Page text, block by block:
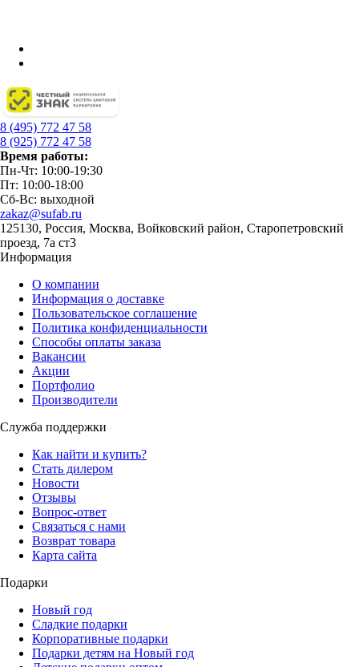
8 (495) 772 47 58
8 (925) 772 47 58
Время работы:
Пн-Чт: 10:00-19:30
Пт: 10:00-18:00
Сб-Вс: выходной
zakaz@sufab.ru
125130, Россия, Москва, Войковский район, Старопетровский
проезд, 7а ст3
Информация
О компании
Информация о доставке
Пользовательское соглашение
Политика конфиденциальности
Способы оплаты заказа
Вакансии
Акции
Портфолио
Производители
Служба поддержки
Как найти и купить?
Стать дилером
Новости
Отзывы
Вопрос-ответ
Связаться с нами
Возврат товара
Карта сайта
Подарки
Новый год
Сладкие подарки
Корпоративные подарки
Подарки детям на Новый год